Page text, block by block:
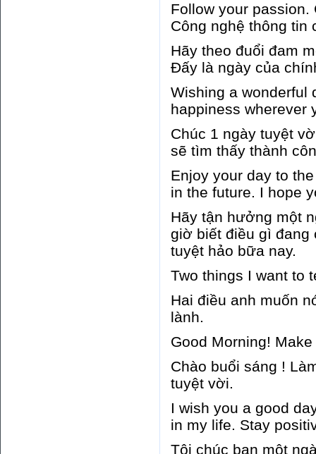
Follow your passion.
Công nghệ thông tin
Hãy theo đuổi đam
Đấy là ngày của
Wishing a wonderful
happiness wherever
Chúc 1 ngày tuyệt
sẽ tìm thấy thành
Enjoy your day to
in the future. I hope
Hãy tận hưởng một
giờ biết điều gì đang
tuyệt hảo bữa nay.
Two things I want to
Hai điều anh muốn
lành.
Good Morning!
Chào buổi sáng !
tuyệt vời.
I wish you a good
in my life. Stay
Tôi chúc bạn một